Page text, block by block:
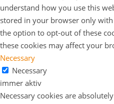
understand how you use this
stored in your browser only
the option to opt-out of these
these cookies may affect your
Necessary
Necessary
immer aktiv
Necessary cookies are